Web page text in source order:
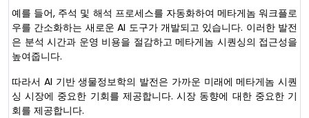
예를 들어, 주석 및 해석 프로세스를 자동화하여 메타게놈 워크플로
우를 간소화하는 새로운 AI 도구가 개발되고 있습니다. 이러한 발전
은 분석 시간과 운영 비용을 절감하고 메타게놈 시퀀싱의 접근성을
높여줍니다.
따라서 AI 기반 생물정보학의 발전은 가까운 미래에 메타게놈 시퀀
싱 시장에 중요한 기회를 제공합니다. 시장 동향에 대한 중요한 기
회를 제공합니다.